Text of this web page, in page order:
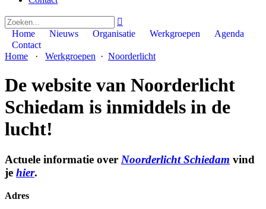

Home
Nieuws Organisatie Werkgroepen
Agenda
Contact
Home · Werkgroepen · Noorderlicht
De website van Noorderlicht
Schiedam is inmiddels in de
lucht!
Actuele informatie over Noorderlicht Schiedam vind
je hier.
Adres